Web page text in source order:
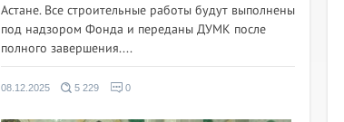
Астане. Все строительные работы будут выполнены
под надзором Фонда и переданы ДУМК после
полного завершения....
08.12.2025 5 229 0